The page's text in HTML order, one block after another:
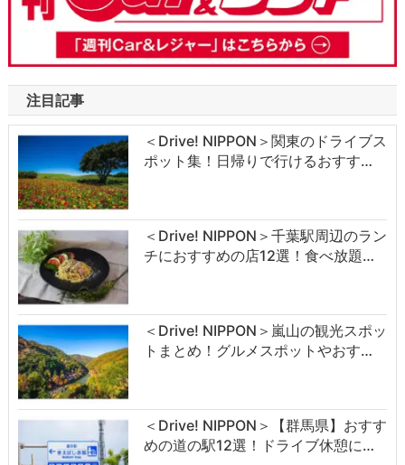
注目記事
＜Drive! NIPPON＞関東のドライブス
ポット集！日帰りで行けるおすす…
＜Drive! NIPPON＞千葉駅周辺のラン
チにおすすめの店12選！食べ放題…
＜Drive! NIPPON＞嵐山の観光スポッ
トまとめ！グルメスポットやおす…
＜Drive! NIPPON＞【群馬県】おすす
めの道の駅12選！ドライブ休憩に…